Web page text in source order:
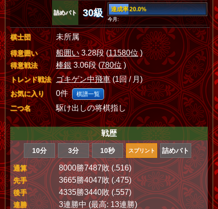
詰めバト 30級 達成率 20.0%
今月:
棋士団 未所属
得意囲い 船囲い3.28段 (11580位)
得意戦法 棒銀3.06段 (780位)
トレンド戦法 ゴキゲン中飛車(1回 / 月)
お気に入り 0件 棋譜一覧
二つ名 駆け出しの将棋指し
戦歴
10分 3分 10秒 スプリント 詰めバト
通算 8000勝7487敗 (.516)
先手 3665勝4047敗 (.475)
後手 4335勝3440敗 (.557)
連勝 3連勝中 (最高: 13連勝)